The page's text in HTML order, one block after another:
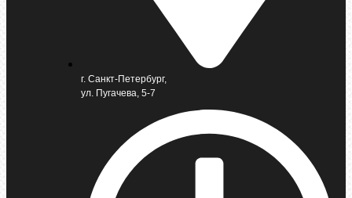
г. Санкт-Петербург,
ул. Пугачева, 5-7